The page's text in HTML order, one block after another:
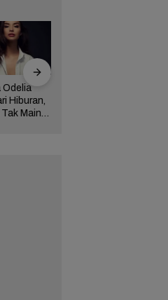
Odelia
Hiburan,
Main